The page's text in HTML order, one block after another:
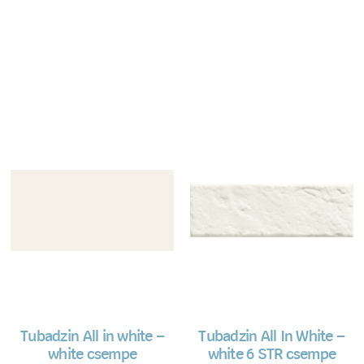
Tubadzin All in white –
white csempe
Tubadzin All In White –
white 6 STR csempe